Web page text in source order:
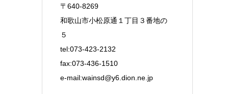
〒640-8269
和歌山市小松原通１丁目３番地の
５
tel:073-423-2132
fax:073-436-1510
e-mail:wainsd@y6.dion.ne.jp